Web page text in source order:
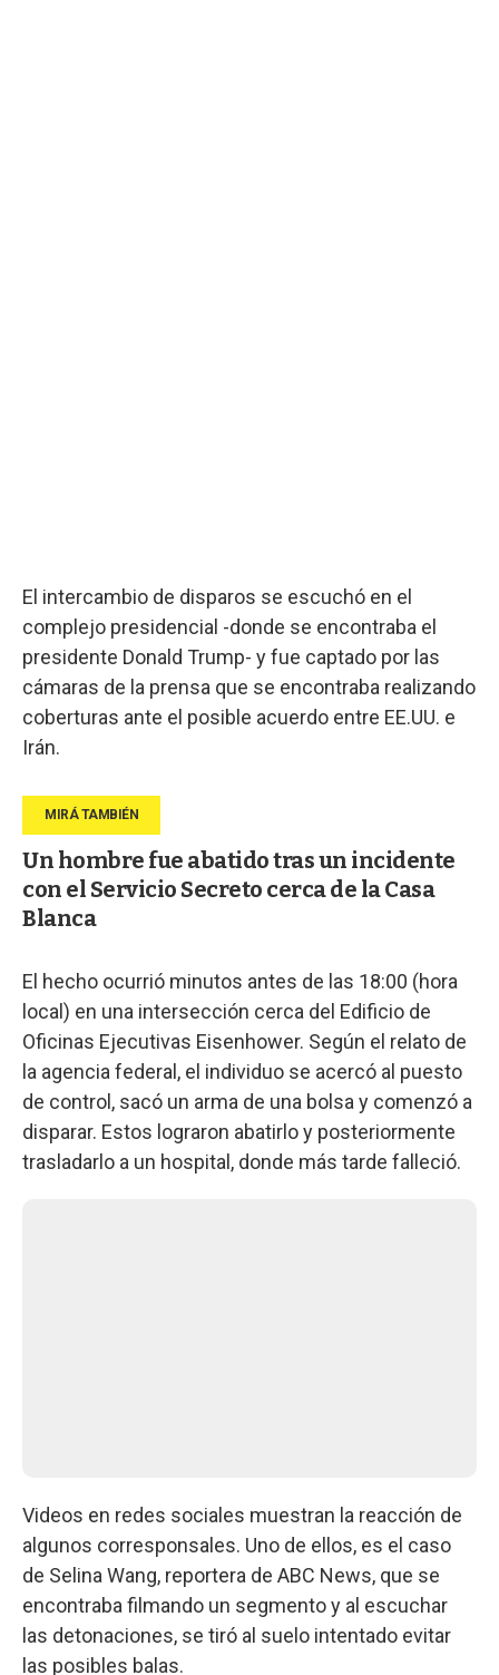
El intercambio de disparos se escuchó en el
complejo presidencial -donde se encontraba el
presidente Donald Trump- y fue captado por las
cámaras de la prensa que se encontraba realizando
coberturas ante el posible acuerdo entre EE.UU. e
Irán.
Un hombre fue abatido tras un incidente
con el Servicio Secreto cerca de la Casa
Blanca
El hecho ocurrió minutos antes de las 18:00 (hora
local) en una intersección cerca del Edificio de
Oficinas Ejecutivas Eisenhower. Según el relato de
la agencia federal, el individuo se acercó al puesto
de control, sacó un arma de una bolsa y comenzó a
disparar. Estos lograron abatirlo y posteriormente
trasladarlo a un hospital, donde más tarde falleció.
Videos en redes sociales muestran la reacción de
algunos corresponsales. Uno de ellos, es el caso
de Selina Wang, reportera de ABC News, que se
encontraba filmando un segmento y al escuchar
las detonaciones, se tiró al suelo intentado evitar
las posibles balas.